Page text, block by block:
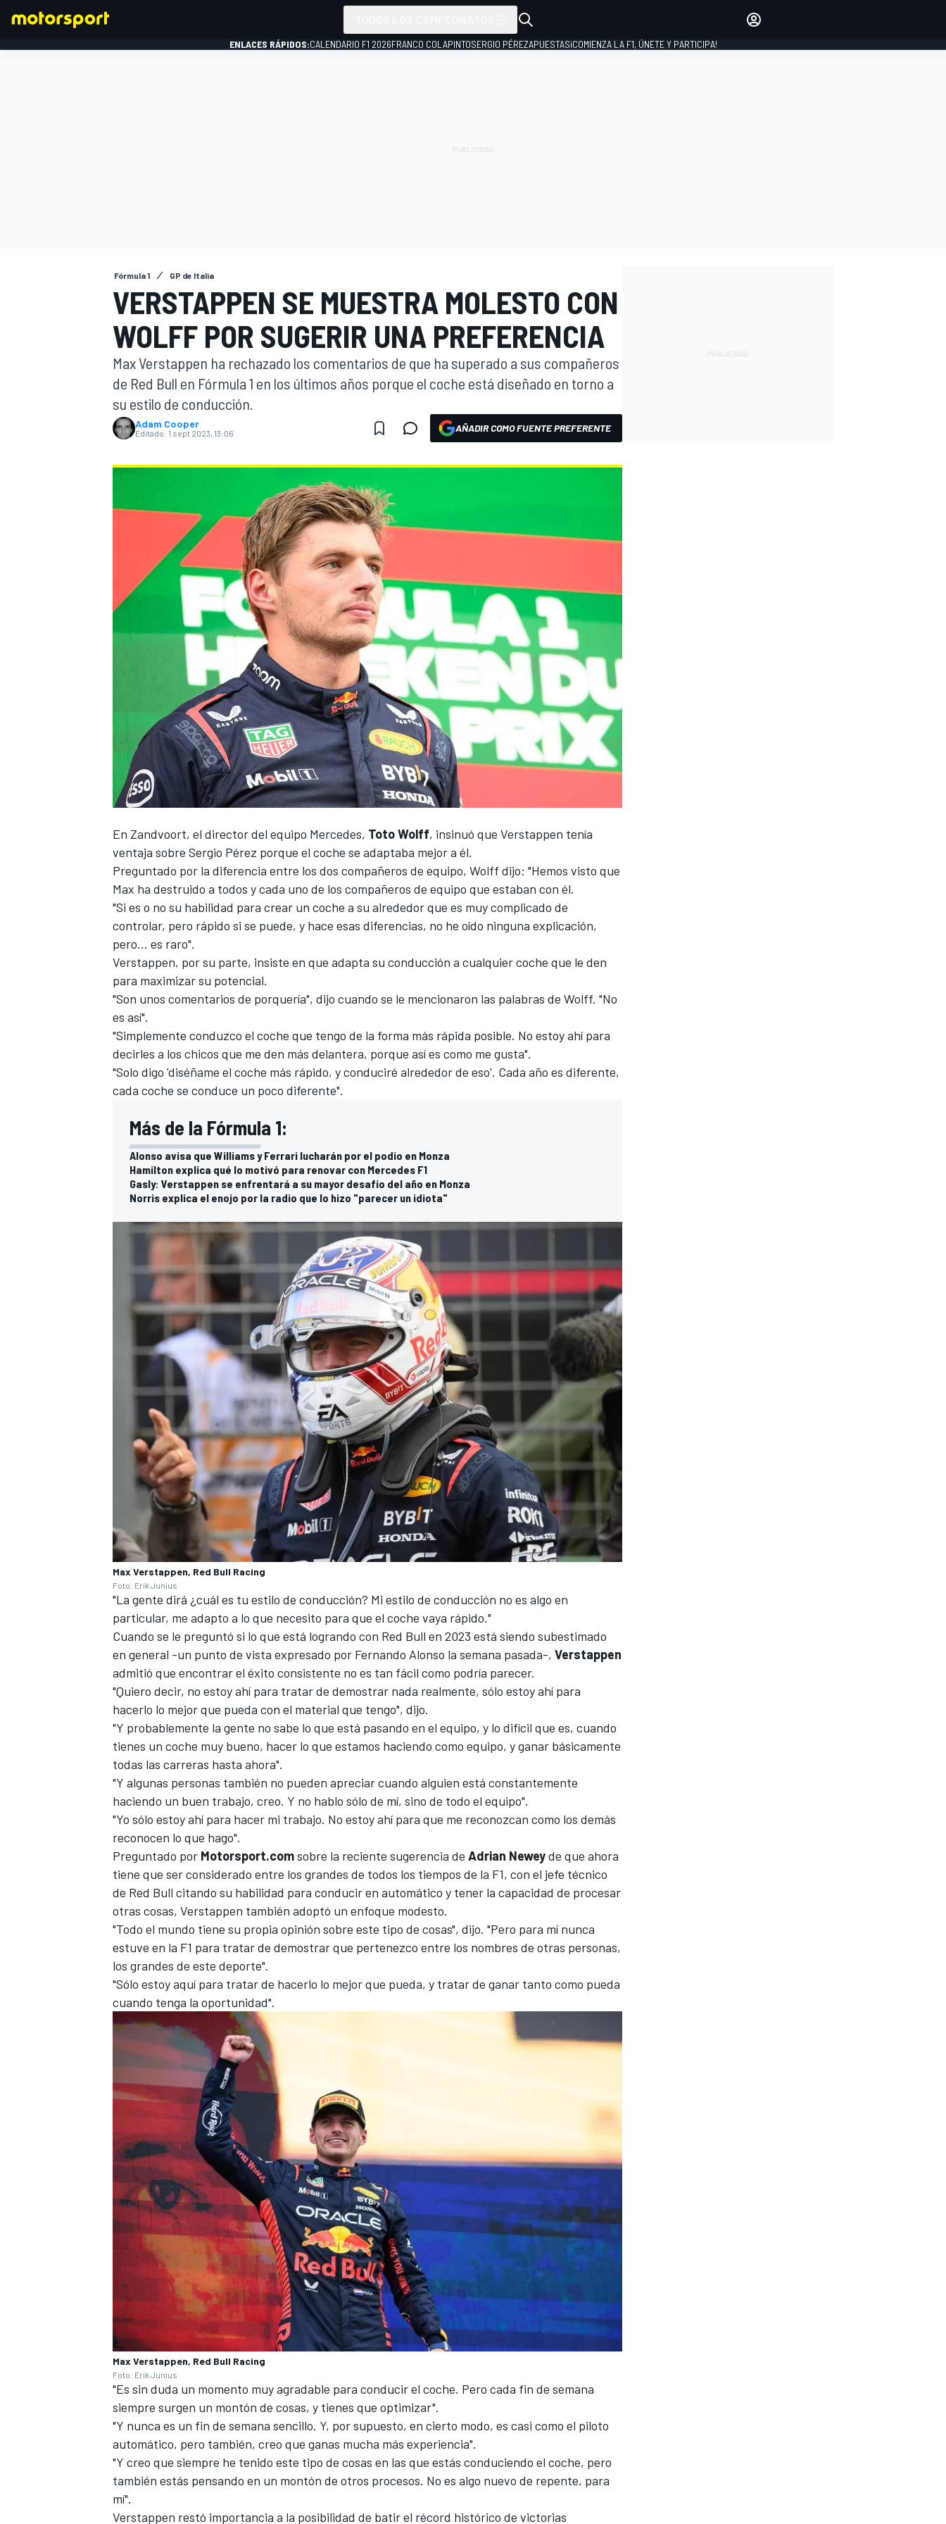
INDYCAR
NASCAR CUP
FÓRMULA E
WRC
MÁS CATEGORÍAS
INICIAR SESIÓN
ENLACES RÁPIDOS:CALENDARIO F1 2026FRANCO COLAPINTOSERGIO PÉREZAPUESTAS¡COMIENZA LA F1, ÚNETE Y PARTICIPA!
Fórmula 1 GP de Italia
VERSTAPPEN SE MUESTRA MOLESTO CON
WOLFF POR SUGERIR UNA PREFERENCIA
Max Verstappen ha rechazado los comentarios de que ha superado a sus compañeros
de Red Bull en Fórmula 1 en los últimos años porque el coche está diseñado en torno a
su estilo de conducción.
Adam Cooper
Editado: 1 sept 2023, 13:06 AÑADIR COMO FUENTE PREFERENTE
En Zandvoort, el director del equipo Mercedes, Toto Wolff, insinuó que Verstappen tenía
ventaja sobre Sergio Pérez porque el coche se adaptaba mejor a él.
Preguntado por la diferencia entre los dos compañeros de equipo, Wolff dijo: "Hemos visto que
Max ha destruido a todos y cada uno de los compañeros de equipo que estaban con él.
"Si es o no su habilidad para crear un coche a su alrededor que es muy complicado de
controlar, pero rápido si se puede, y hace esas diferencias, no he oído ninguna explicación,
pero... es raro".
Verstappen, por su parte, insiste en que adapta su conducción a cualquier coche que le den
para maximizar su potencial.
"Son unos comentarios de porquería", dijo cuando se le mencionaron las palabras de Wolff. "No
es así".
"Simplemente conduzco el coche que tengo de la forma más rápida posible. No estoy ahí para
decirles a los chicos que me den más delantera, porque así es como me gusta".
"Solo digo 'diséñame el coche más rápido, y conduciré alrededor de eso'. Cada año es diferente,
cada coche se conduce un poco diferente".
Más de la Fórmula 1:
Alonso avisa que Williams y Ferrari lucharán por el podio en Monza
Hamilton explica qué lo motivó para renovar con Mercedes F1
Gasly: Verstappen se enfrentará a su mayor desafío del año en Monza
Norris explica el enojo por la radio que lo hizo "parecer un idiota"
Max Verstappen, Red Bull Racing
Foto: Erik Junius
"La gente dirá ¿cuál es tu estilo de conducción? Mi estilo de conducción no es algo en
particular, me adapto a lo que necesito para que el coche vaya rápido."
Cuando se le preguntó si lo que está logrando con Red Bull en 2023 está siendo subestimado
en general -un punto de vista expresado por Fernando Alonso la semana pasada-, Verstappen
admitió que encontrar el éxito consistente no es tan fácil como podría parecer.
"Quiero decir, no estoy ahí para tratar de demostrar nada realmente, sólo estoy ahí para
hacerlo lo mejor que pueda con el material que tengo", dijo.
"Y probablemente la gente no sabe lo que está pasando en el equipo, y lo difícil que es, cuando
tienes un coche muy bueno, hacer lo que estamos haciendo como equipo, y ganar básicamente
todas las carreras hasta ahora".
"Y algunas personas también no pueden apreciar cuando alguien está constantemente
haciendo un buen trabajo, creo. Y no hablo sólo de mí, sino de todo el equipo".
"Yo sólo estoy ahí para hacer mi trabajo. No estoy ahí para que me reconozcan como los demás
reconocen lo que hago".
Preguntado por Motorsport.comsobre la reciente sugerencia de Adrian Neweyde que ahora
tiene que ser considerado entre los grandes de todos los tiempos de la F1, con el jefe técnico
de Red Bull citando su habilidad para conducir en automático y tener la capacidad de procesar
otras cosas, Verstappen también adoptó un enfoque modesto.
"Todo el mundo tiene su propia opinión sobre este tipo de cosas", dijo. "Pero para mí nunca
estuve en la F1 para tratar de demostrar que pertenezco entre los nombres de otras personas,
los grandes de este deporte".
"Sólo estoy aquí para tratar de hacerlo lo mejor que pueda, y tratar de ganar tanto como pueda
cuando tenga la oportunidad".
Max Verstappen, Red Bull Racing
Foto: Erik Junius
"Es sin duda un momento muy agradable para conducir el coche. Pero cada fin de semana
siempre surgen un montón de cosas, y tienes que optimizar".
"Y nunca es un fin de semana sencillo. Y, por supuesto, en cierto modo, es casi como el piloto
automático, pero también, creo que ganas mucha más experiencia".
"Y creo que siempre he tenido este tipo de cosas en las que estás conduciendo el coche, pero
también estás pensando en un montón de otros procesos. No es algo nuevo de repente, para
mí".
Verstappen restó importancia a la posibilidad de batir el récord histórico de victorias